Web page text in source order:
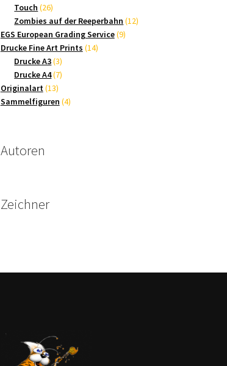
Touch 2626
Produkte
Zombies auf der Reeperbahn 1212
EGS European Grading Service 99
Drucke Fine Art Prints 1414
Drucke A3 33
Produkte
Drucke A4 77
Originalart 1313
Produkte
Sammelfiguren 44
Autoren
Zeichner